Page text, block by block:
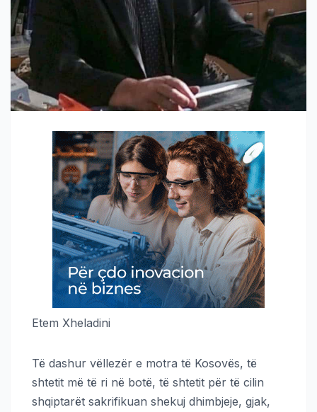
Etem Xheladini
Të dashur vëllezër e motra të Kosovës, të
shtetit më të ri në botë, të shtetit për të cilin
shqiptarët sakrifikuan shekuj dhimbjeje, gjak,